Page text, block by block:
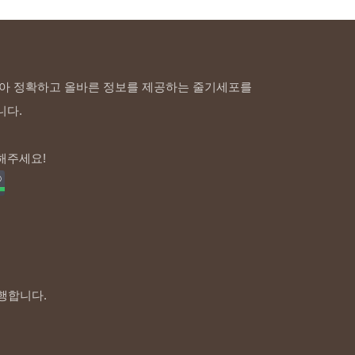
정확하고 올바른 정보를 제공하는 줄기세포를
다.
주세요!
합니다.